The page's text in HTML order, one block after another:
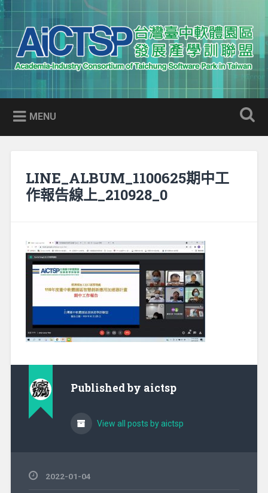
Skip
to
content
Search
AICTSP 台灣臺中軟體園區發展
產學訓聯盟
Academia-Industry Consortium of Taichung Software Park
in Taiwan
MENU
LINE_ALBUM_1100625期中工
作報告線上_210928_0
Published by aictsp
View all posts by aictsp
2022-01-04